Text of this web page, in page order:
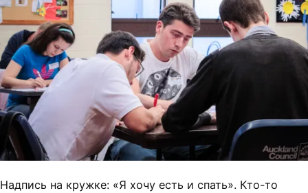
Надпись на кружке: «Я хочу есть и спать». Кто-то